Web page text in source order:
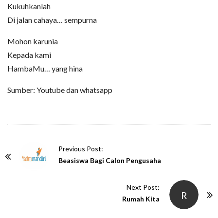
Kukuhkanlah
Di jalan cahaya… sempurna
Mohon karunia
Kepada kami
HambaMu… yang hina
Sumber: Youtube dan whatsapp
Previous Post:
Beasiswa Bagi Calon Pengusaha
R
Next Post:
Rumah Kita